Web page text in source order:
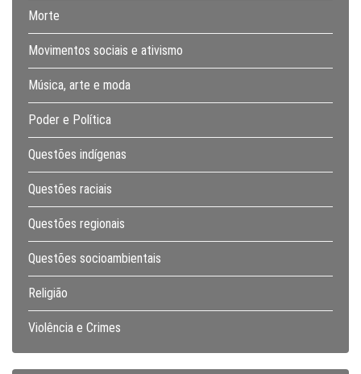
Morte
Movimentos sociais e ativismo
Música, arte e moda
Poder e Política
Questões indígenas
Questões raciais
Questões regionais
Questões socioambientais
Religião
Violência e Crimes